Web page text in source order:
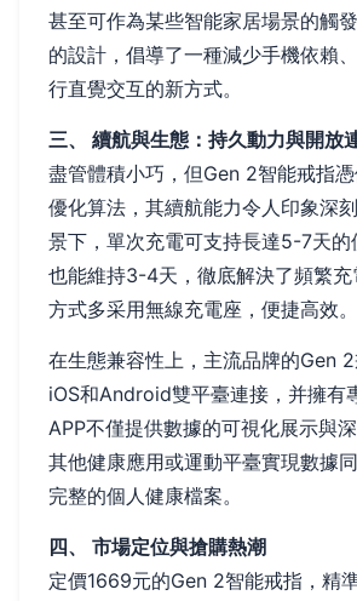
甚至可作為某些智能家居場景的觸
的設計，倡導了一種減少手機依賴
行直覺交互的新方式。
三、 續航與生態：持久動力與開放
盡管體積小巧，但Gen 2智能戒指
優化算法，其續航能力令人印象深
景下，單次充電可支持長達5-7天的
也能維持3-4天，徹底解決了頻繁
方式多采用無線充電座，便捷高效。
在生態兼容性上，主流品牌的Gen
iOS和Android雙平臺連接，并擁有
APP不僅提供數據的可視化展示與
其他健康應用或運動平臺實現數據
完整的個人健康檔案。
四、 市場定位與搶購熱潮
定價1669元的Gen 2智能戒指，精